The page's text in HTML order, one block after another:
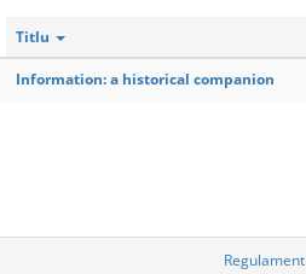
Titlu
Information: a historical companion
Regulament